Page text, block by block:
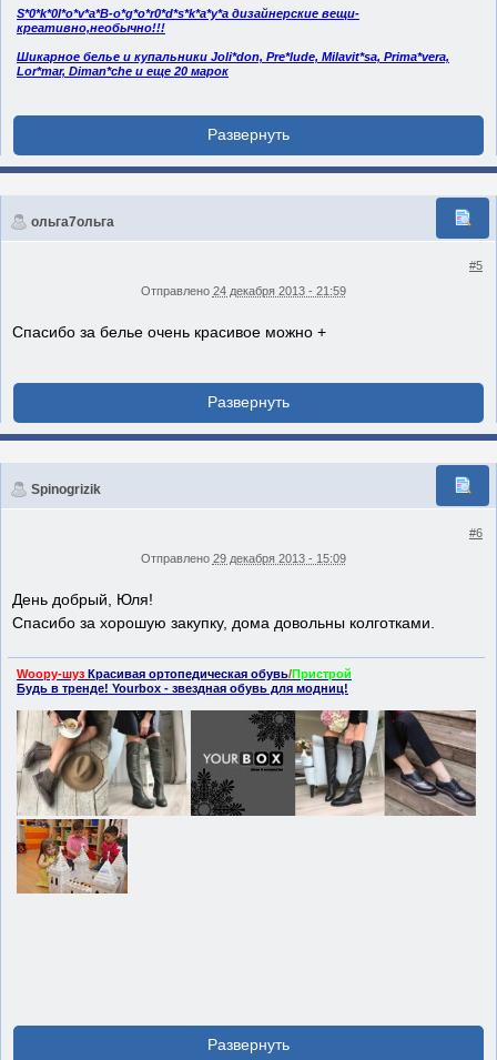
S*0*k*0l*o*v*a*B-o*g*o*r0*d*s*k*a*y*а дизайнерские вещи-
креативно,необычно!!!
Шикарное белье и купальники Joli*don, Pre*lude, Milavit*sa, Prima*vera,
Lor*mar, Diman*che и еще 20 марок
ольга7ольга
#5
Отправлено 24 декабря 2013 - 21:59
Спасибо за белье очень красивое можно +
Spinogrizik
#6
Отправлено 29 декабря 2013 - 15:09
День добрый, Юля!
Спасибо за хорошую закупку, дома довольны колготками.
Woopy-шуз Красивая ортопедическая обувь/Пристрой
Будь в тренде! Yourbox - звездная обувь для модниц!